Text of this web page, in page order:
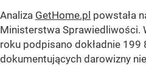
Analiza GetHome.pl powstała
Ministerstwa Sprawiedliwości.
roku podpisano dokładnie
dokumentujących darowizny